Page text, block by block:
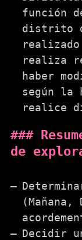
función
distrito
realiza
haber
según la
realice
de
Decidir